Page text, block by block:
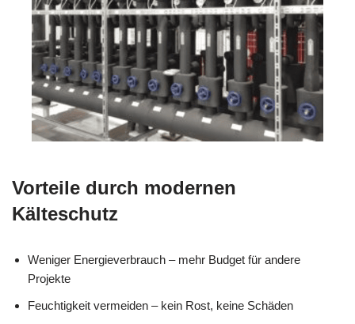
Vorteile durch modernen
Kälteschutz
Weniger Energieverbrauch – mehr Budget für andere
Projekte
Feuchtigkeit vermeiden – kein Rost, keine Schäden